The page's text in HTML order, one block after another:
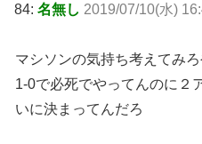
84: 名無し 2019/07/10(水)
マシソンの気持ち考えてみ
1-0で必死でやってんのに２
いに決まってんだろ